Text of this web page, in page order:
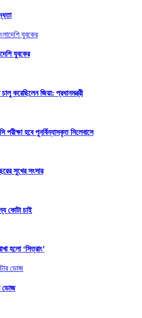
যুবকের
করেছিলেন জিয়া: প্রধানমন্ত্রী
হবে পুনর্বিন্যাসকৃত সিলেবাসে
সুখের সংসার
কোটা চাই
হলো ‘সিত্রাং’
ডোজ